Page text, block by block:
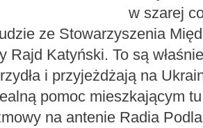
w szarej
ze Stowarzyszenia
Rajd Katyński. To są
i przyjeżdżają na
pomoc mieszkającym
na antenie Radia